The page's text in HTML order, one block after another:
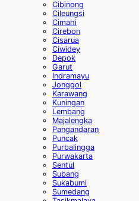
Cibinong
Cileungsi
Cimahi
Cirebon
Cisarua
Ciwidey
Depok
Garut
Indramayu
Jonggol
Karawang
Kuningan
Lembang
Majalengka
Pangandaran
Puncak
Purbalingga
Purwakarta
Sentul
Subang
Sukabumi
Sumedang